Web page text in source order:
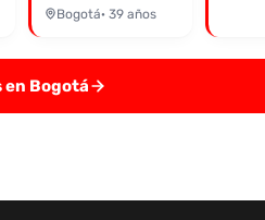
Bogotá· 39 años
en Bogotá